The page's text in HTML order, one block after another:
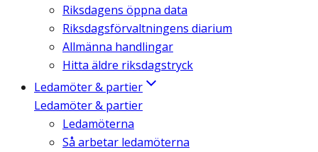
Riksdagens öppna data
Riksdagsförvaltningens diarium
Allmänna handlingar
Hitta äldre riksdagstryck
Ledamöter & partier
Ledamöter & partier
Ledamöterna
Så arbetar ledamöterna